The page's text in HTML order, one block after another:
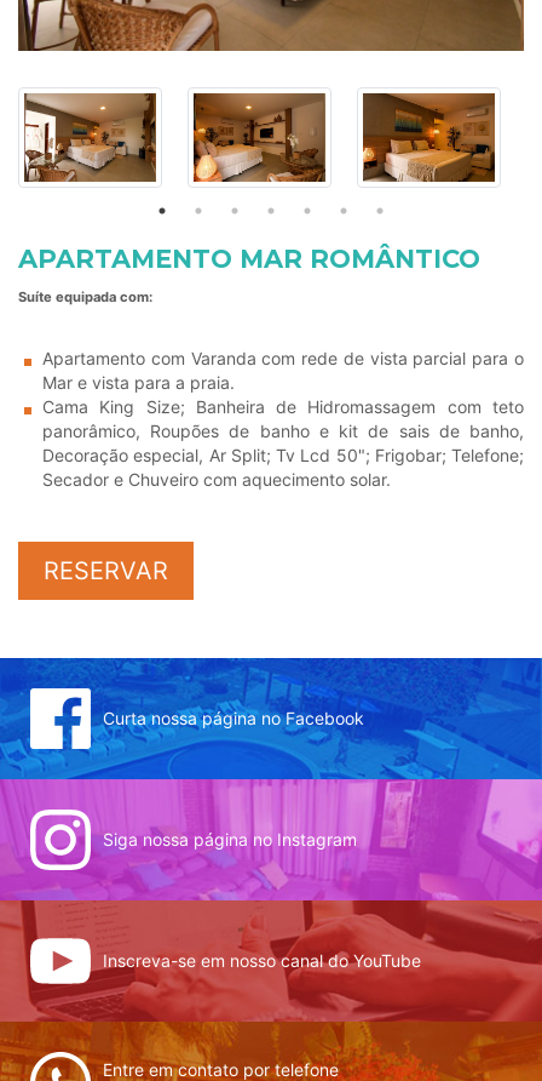
APARTAMENTO MAR ROMÂNTICO
Suíte equipada com:
Apartamento com Varanda com rede de vista parcial para o
Mar e vista para a praia.
Cama King Size; Banheira de Hidromassagem com teto
panorâmico, Roupões de banho e kit de sais de banho,
Decoração especial, Ar Split; Tv Lcd 50"; Frigobar; Telefone;
Secador e Chuveiro com aquecimento solar.
RESERVAR
Curta nossa página no Facebook
Siga nossa página no Instagram
Inscreva-se em nosso canal do YouTube
Entre em contato por telefone